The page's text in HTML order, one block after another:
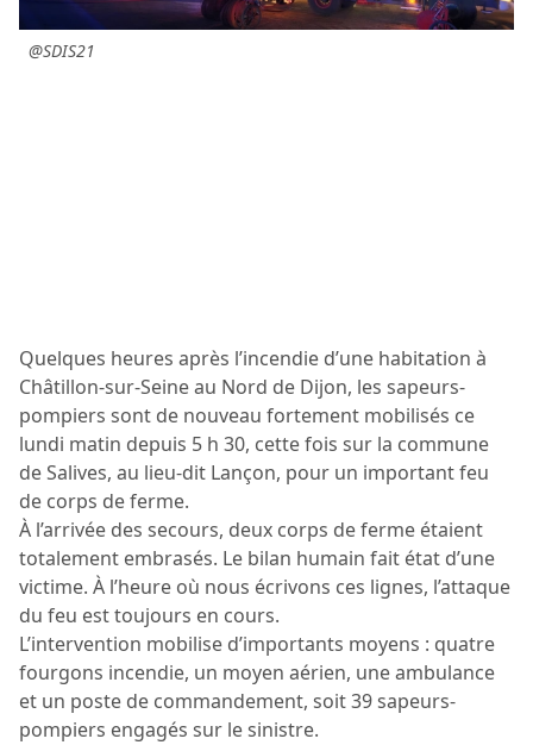
@SDIS21
Quelques heures après l’incendie d’une habitation à
Châtillon-sur-Seine au Nord de Dijon, les sapeurs-
pompiers sont de nouveau fortement mobilisés ce
lundi matin depuis 5 h 30, cette fois sur la commune
de Salives, au lieu-dit Lançon, pour un important feu
de corps de ferme.
À l’arrivée des secours, deux corps de ferme étaient
totalement embrasés. Le bilan humain fait état d’une
victime. À l’heure où nous écrivons ces lignes, l’attaque
du feu est toujours en cours.
L’intervention mobilise d’importants moyens : quatre
fourgons incendie, un moyen aérien, une ambulance
et un poste de commandement, soit 39 sapeurs-
pompiers engagés sur le sinistre.